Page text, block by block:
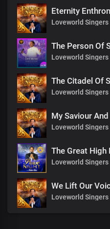
Eternity
Loveworld Singers
The Person Of
Loveworld Singers
The Citadel Of
Loveworld Singers
My Saviour And
Loveworld Singers
The Great High
Loveworld Singers
We Lift Our
Loveworld Singers